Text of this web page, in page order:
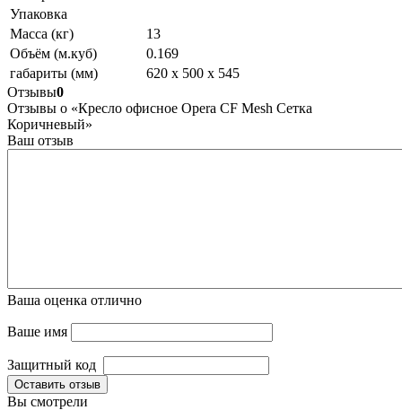
Упаковка
Масса (кг)
13
Объём (м.куб)
0.169
габариты (мм)
620 х 500 х 545
Отзывы0
Отзывы о «Кресло офисное Opera CF Mesh Сетка
Коричневый»
Ваш отзыв
Ваша оценка отлично
Ваше имя
Защитный код
Оставить отзыв
Вы смотрели